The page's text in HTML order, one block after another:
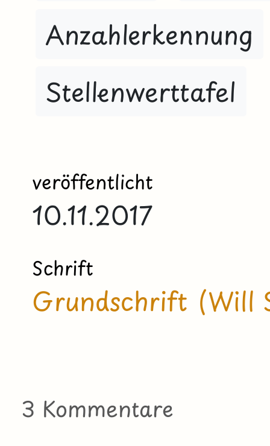
Anzahlerkennung
Stellenwerttafel
veröffentlicht
10.11.2017
Schrift
Grundschrift (Will
3 Kommentare